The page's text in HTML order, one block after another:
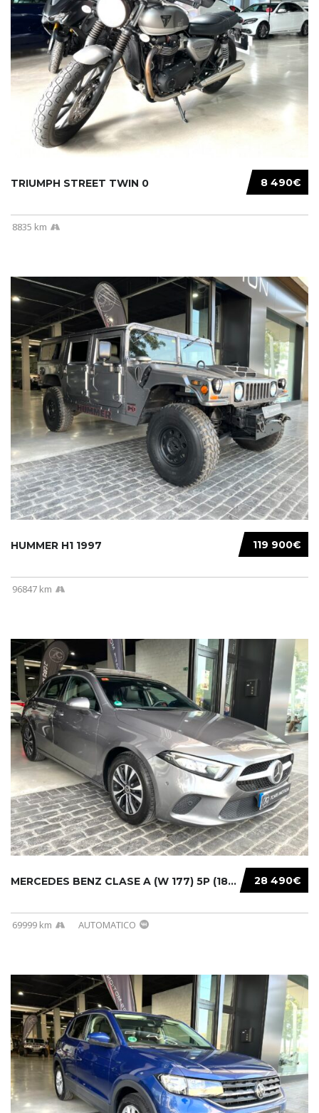
8 490€
TRIUMPH STREET TWIN 0
8835 km
119 900€
HUMMER H1 1997
96847 km
28 490€
MERCEDES BENZ CLASE A (W 177) 5P (18-) 2020....
69999 km AUTOMATICO